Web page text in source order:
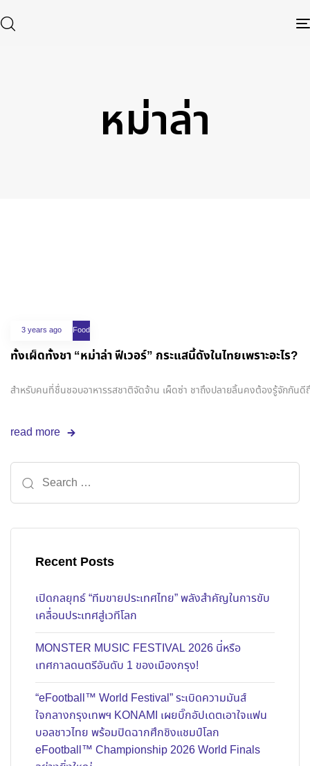
หม่าล่า
3 years ago Food
ทั้งเผ็ดทั้งชา “หม่าล่า ฟีเวอร์” กระแสนี้ดังในไทยเพราะอะไร?
สำหรับคนที่ชื่นชอบอาหารรสชาติจัดจ้าน เผ็ดซ่า ชาถึงปลายลิ้นคงต้องรู้จักกันดี
read more
Recent Posts
เปิดกลยุทธ์ “ทีมขายประเทศไทย” พลังสำคัญในการขับ
เคลื่อนประเทศสู่เวทีโลก
MONSTER MUSIC FESTIVAL 2026 นี่หรือ
เทศกาลดนตรีอันดับ 1 ของเมืองกรุง!
“eFootball™ World Festival” ระเบิดความมันส์
ใจกลางกรุงเทพฯ KONAMI เผยบิ๊กอัปเดตเอาใจแฟน
บอลชาวไทย พร้อมปิดฉากศึกชิงแชมป์โลก
eFootball™ Championship 2026 World Finals